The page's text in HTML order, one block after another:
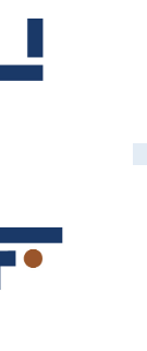
členom